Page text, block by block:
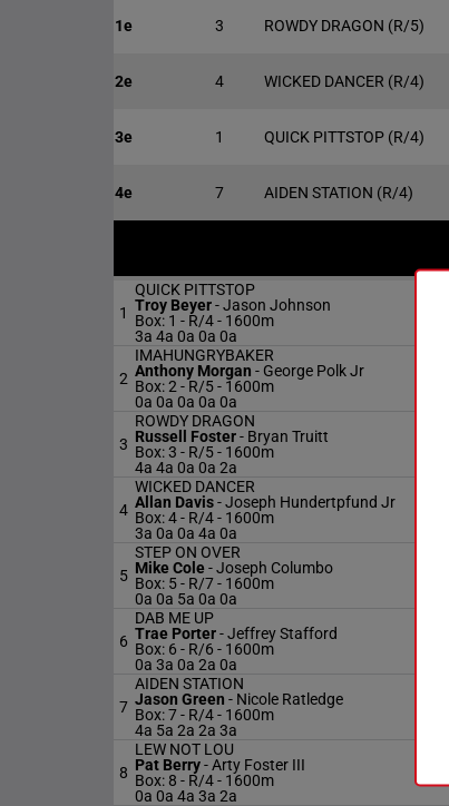
1e 3 ROWDY DRAGON (R/5)
2e 4 WICKED DANCER (R/4)
3e 1 QUICK PITTSTOP (R/4)
4e 7 AIDEN STATION (R/4)
1
QUICK PITTSTOP
Troy Beyer-Jason Johnson
Box: 1 - R/4 - 1600m
3a 4a 0a 0a 0a
2
IMAHUNGRYBAKER
Anthony Morgan - George Polk Jr
Box: 2 - R/5 - 1600m
0a 0a 0a 0a 0a
3
ROWDY DRAGON
Russell Foster- Bryan Truitt
Box: 3 - R/5 - 1600m
4a 4a 0a 0a 2a
4
WICKED DANCER
Allan Davis-Joseph Hundertpfund Jr
Box: 4 - R/4 - 1600m
3a 0a 0a 4a 0a
5
STEP ON OVER
Mike Cole-Joseph Columbo
Box: 5 - R/7 - 1600m
0a 0a 5a 0a 0a
6
DAB ME UP
Trae Porter-Jeffrey Stafford
Box: 6 - R/6 - 1600m
0a 3a 0a 2a 0a
7
AIDEN STATION
Jason Green - Nicole Ratledge
Box: 7 - R/4 - 1600m
4a 5a 2a 2a 3a
8
LEW NOT LOU
Pat Berry-Arty Foster III
Box: 8 - R/4 - 1600m
0a 0a 4a 3a 2a